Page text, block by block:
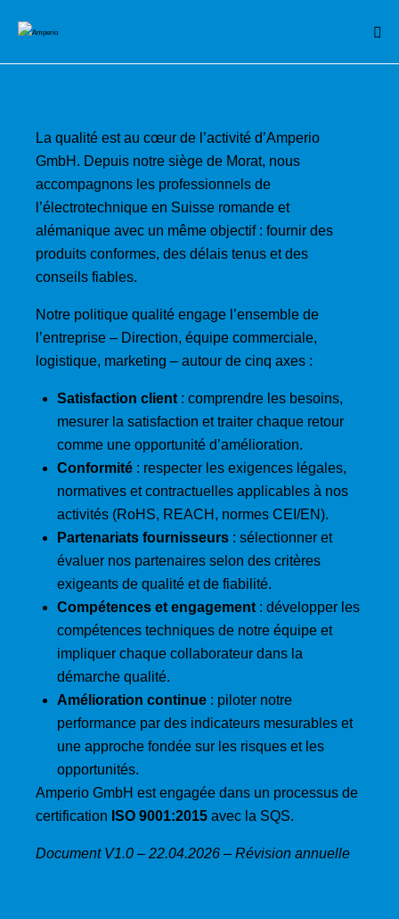
La qualité est au cœur de l’activité d’Amperio
GmbH. Depuis notre siège de Morat, nous
accompagnons les professionnels de
l’électrotechnique en Suisse romande et
alémanique avec un même objectif : fournir des
produits conformes, des délais tenus et des
conseils fiables.
Notre politique qualité engage l’ensemble de
l’entreprise – Direction, équipe commerciale,
logistique, marketing – autour de cinq axes :
Satisfaction client : comprendre les besoins,
mesurer la satisfaction et traiter chaque retour
comme une opportunité d’amélioration.
Conformité : respecter les exigences légales,
normatives et contractuelles applicables à nos
activités (RoHS, REACH, normes CEI/EN).
Partenariats fournisseurs : sélectionner et
évaluer nos partenaires selon des critères
exigeants de qualité et de fiabilité.
Compétences et engagement : développer les
compétences techniques de notre équipe et
impliquer chaque collaborateur dans la
démarche qualité.
Amélioration continue : piloter notre
performance par des indicateurs mesurables et
une approche fondée sur les risques et les
opportunités.
Amperio GmbH est engagée dans un processus de
certification ISO 9001:2015 avec la SQS.
Document V1.0 – 22.04.2026 – Révision annuelle